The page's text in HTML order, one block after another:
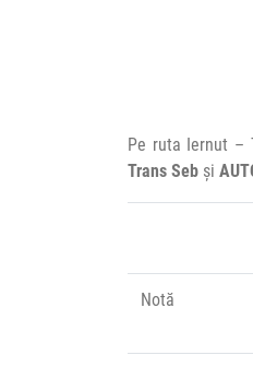
Pe ruta Iernut –
Trans Seb și
Notă